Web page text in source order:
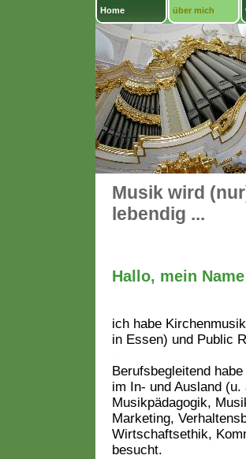
Home über mich
Musik wird
lebendig ...
Hallo, mein
ich habe
in Essen) und Public
Berufsbegleitend
im In- und Ausland
Musikpädagogik,
Marketing,
Wirtschaftsethik,
besucht.